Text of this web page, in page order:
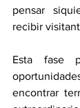
pensar
recibir
Esta fase
encontrar